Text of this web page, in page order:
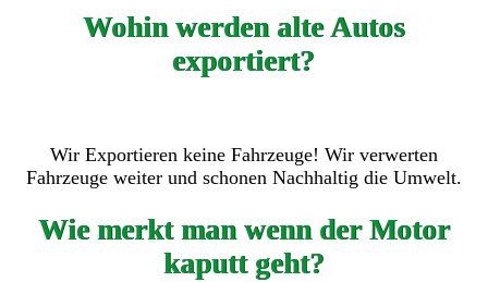
Wohin werden alte Autos
exportiert?
Wir Exportieren keine Fahrzeuge! Wir verwerten
Fahrzeuge weiter und schonen Nachhaltig die Umwelt.
Wie merkt man wenn der Motor
kaputt geht?